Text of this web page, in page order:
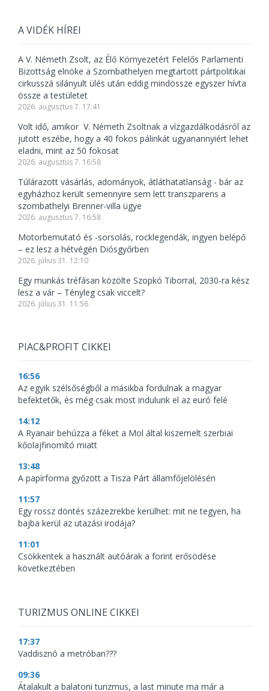
A VIDÉK HÍREI
A V. Németh Zsolt, az Élő Környezetért Felelős Parlamenti
Bizottság elnöke a Szombathelyen megtartott pártpolitikai
cirkusszá silányult ülés után eddig mindössze egyszer hívta
össze a testületet
2026. augusztus 7. 17:41
Volt idő, amikor V. Németh Zsoltnak a vízgazdálkodásról az
jutott eszébe, hogy a 40 fokos pálinkát ugyanannyiért lehet
eladni, mint az 50 fokosat
2026. augusztus 7. 16:58
Túlárazott vásárlás, adományok, átláthatatlanság - bár az
egyházhoz került semennyire sem lett transzparens a
szombathelyi Brenner-villa ügye
2026. augusztus 7. 16:58
Motorbemutató és -sorsolás, rocklegendák, ingyen belépő
– ez lesz a hétvégén Diósgyőrben
2026. július 31. 12:10
Egy munkás tréfásan közölte Szopkó Tiborral, 2030-ra kész
lesz a vár – Tényleg csak viccelt?
2026. július 31. 11:56
PIAC&PROFIT CIKKEI
16:56
Az egyik szélsőségből a másikba fordulnak a magyar
befektetők, és még csak most indulunk el az euró felé
14:12
A Ryanair behúzza a féket a Mol által kiszemelt szerbiai
kőolajfinomító miatt
13:48
A papírforma győzött a Tisza Párt államfőjelölésén
11:57
Egy rossz döntés százezrekbe kerülhet: mit ne tegyen, ha
bajba kerül az utazási irodája?
11:01
Csökkentek a használt autóárak a forint erősödése
következtében
TURIZMUS ONLINE CIKKEI
17:37
Vaddisznó a metróban???
09:36
Átalakult a balatoni turizmus, a last minute ma már a